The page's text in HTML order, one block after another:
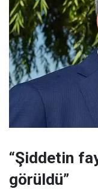
“Şiddetin
görüldü”